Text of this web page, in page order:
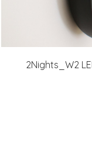
2Nights_W2